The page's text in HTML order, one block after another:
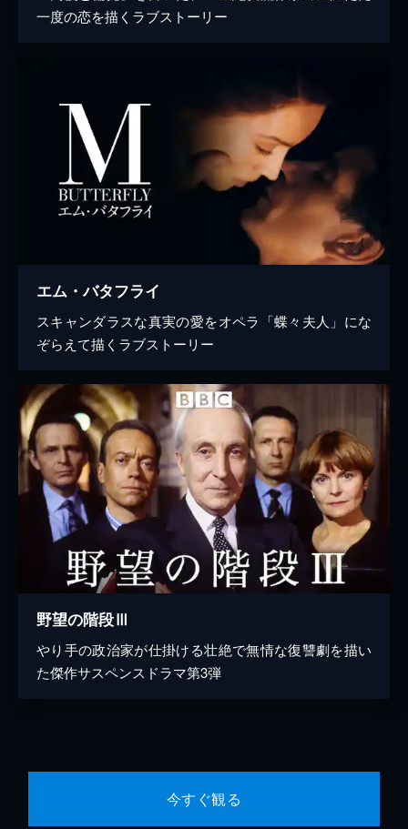
一度の恋を描くラブストーリー
エム・バタフライ
スキャンダラスな真実の愛をオペラ「蝶々夫人」にな
ぞらえて描くラブストーリー
野望の階段Ⅲ
やり手の政治家が仕掛ける壮絶で無情な復讐劇を描い
た傑作サスペンスドラマ第3弾
今すぐ観る